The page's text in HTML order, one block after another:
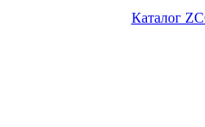
Каталог